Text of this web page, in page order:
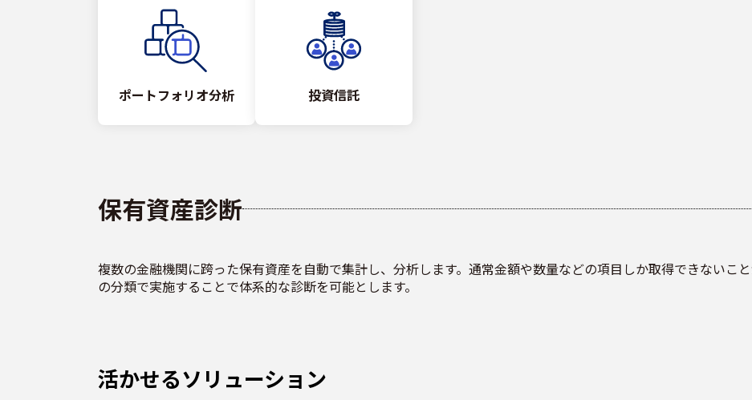
ポートフォリオ分析 投資信託
保有資産診断
複数の金融機関に跨った保有資産を自動で集計し、分析します。通常金額や数量などの項目しか取得できないこ
の分類で実施することで体系的な診断を可能とします。
活かせるソリューション